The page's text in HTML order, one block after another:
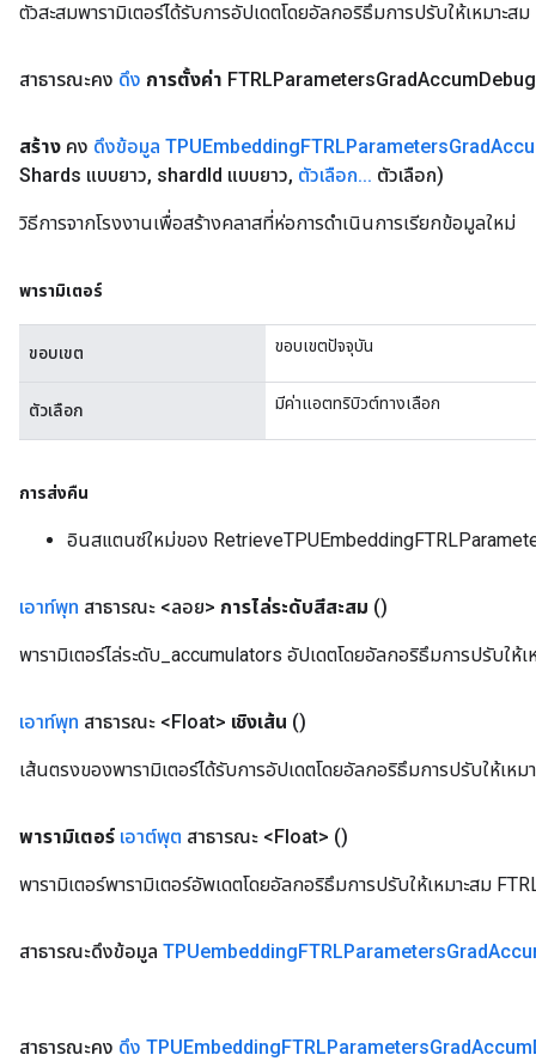
ตัวสะสมพารามิเตอร์ได้รับการอัปเดตโดยอัลกอริธึมการปรับให้เหมาะสม
สาธารณะคง ดึง การตั้งค่า FTRLParametersGradAccumDebug
สร้าง คง ดึงข้อมูล TPUEmbeddingFTRLParametersGrad
Shards แบบยาว, shardId แบบยาว, ตัวเลือก... ตัวเลือก)
วิธีการจากโรงงานเพื่อสร้างคลาสที่ห่อการดำเนินการเรียกข้อมูลใหม่
พารามิเตอร์
ขอบเขต ขอบเขตปัจจุบัน
ตัวเลือก มีค่าแอตทริบิวต์ทางเลือก
การส่งคืน
อินสแตนซ์ใหม่ของ
เอาท์พุท สาธารณะ <ลอย> การไล่ระดับสีสะสม ()
พารามิเตอร์ไล่ระดับ_accumulators อัปเดตโดยอัลกอริธึมการปรับให้เ
เอาท์พุท สาธารณะ <Float> เชิงเส้น ()
เส้นตรงของพารามิเตอร์ได้รับการอัปเดตโดยอัลกอริธึมการปรับให้เหม
พารามิเตอร์ เอาต์พุต สาธารณะ <Float> ()
พารามิเตอร์พารามิเตอร์อัพเดตโดยอัลกอริธึมการปรับให้เหมาะสม
สาธารณะดึงข้อมูล TPUembeddingFTRLParametersGrad
สาธารณะคง ดึง TPUEmbeddingFTRLParametersGradAccum